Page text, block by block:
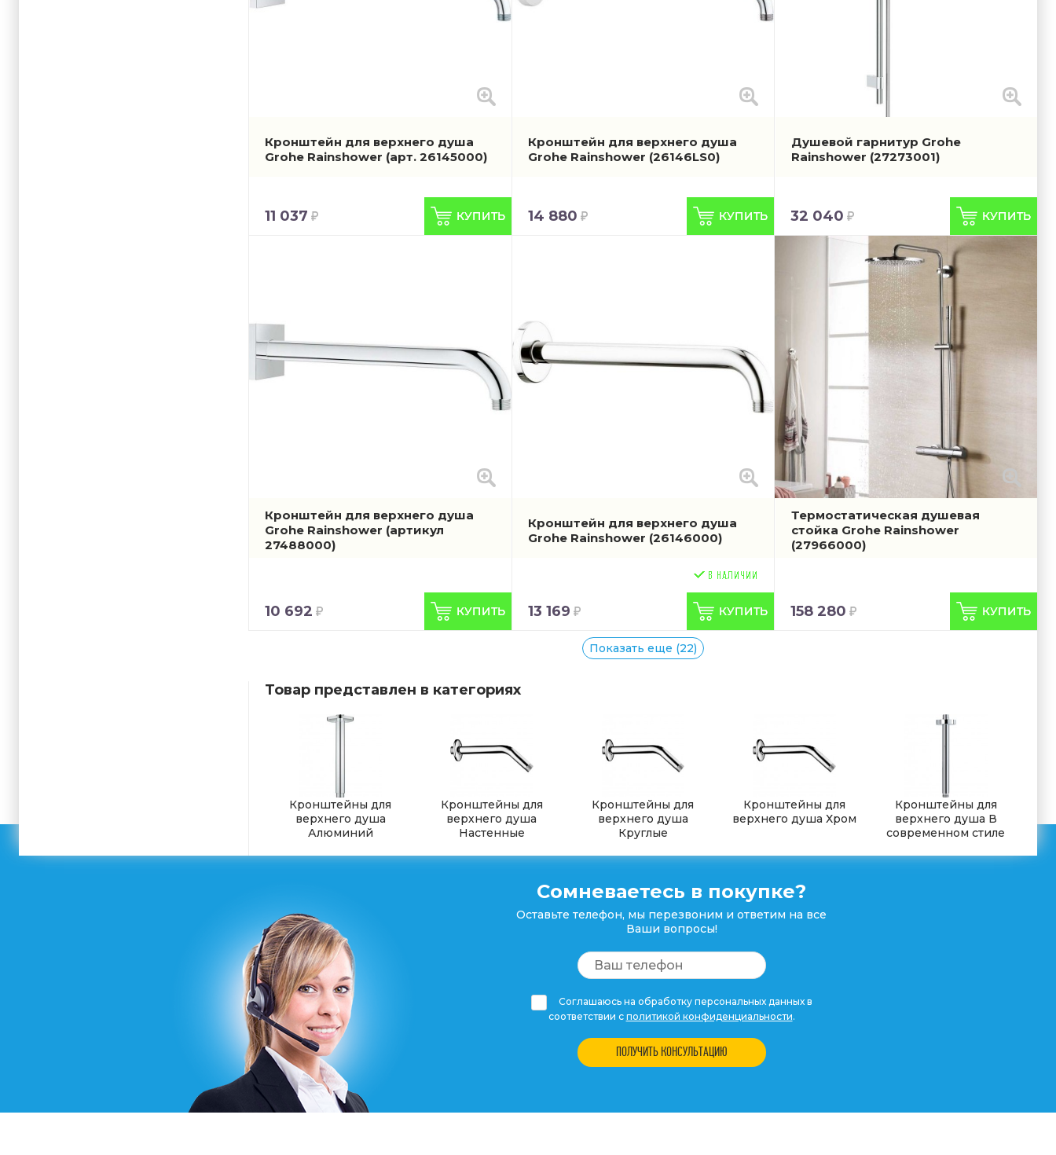
Кронштейн для верхнего душа
Grohe Rainshower (арт. 26145000)
11 037
Кронштейн для верхнего душа
Grohe Rainshower (26146LS0)
14 880
Душевой гарнитур Grohe
Rainshower (27273001)
32 040
Кронштейн для верхнего душа
Grohe Rainshower (артикул
27488000)
10 692
Кронштейн для верхнего душа
Grohe Rainshower (26146000)
13 169
Термостатическая душевая
стойка Grohe Rainshower
(27966000)
158 280
Показать еще (22)
Товар представлен в категориях
Кронштейны для
верхнего душа
Алюминий
Кронштейны для
верхнего душа
Настенные
Кронштейны для
верхнего душа
Круглые
Кронштейны для
верхнего душа Хром
Кронштейны для
верхнего душа В
современном стиле
Сомневаетесь в покупке?
Оставьте телефон, мы перезвоним и ответим на все
Ваши вопросы!
Соглашаюсь на обработку персональных данных в
соответствии с политикой конфиденциальности.
ПОЛУЧИТЬ КОНСУЛЬТАЦИЮ